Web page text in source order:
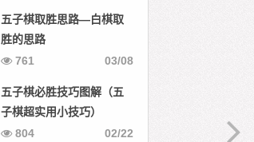
五子棋取胜思路—白棋取
胜的思路
03/08
761
五子棋必胜技巧图解（五
子棋超实用小技巧）
02/22
804